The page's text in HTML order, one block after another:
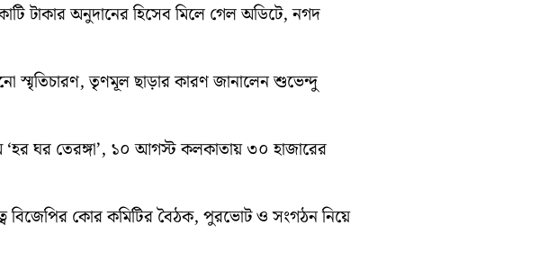
টাকার অনুদানের হিসেব মিলে গেল অডিটে, নগদ
স্মৃতিচারণ, তৃণমূল ছাড়ার কারণ জানালেন শুভেন্দু
ঘর তেরঙ্গা’, ১০ আগস্ট কলকাতায় ৩০ হাজারের
বিজেপির কোর কমিটির বৈঠক, পুরভোট ও সংগঠন নিয়ে